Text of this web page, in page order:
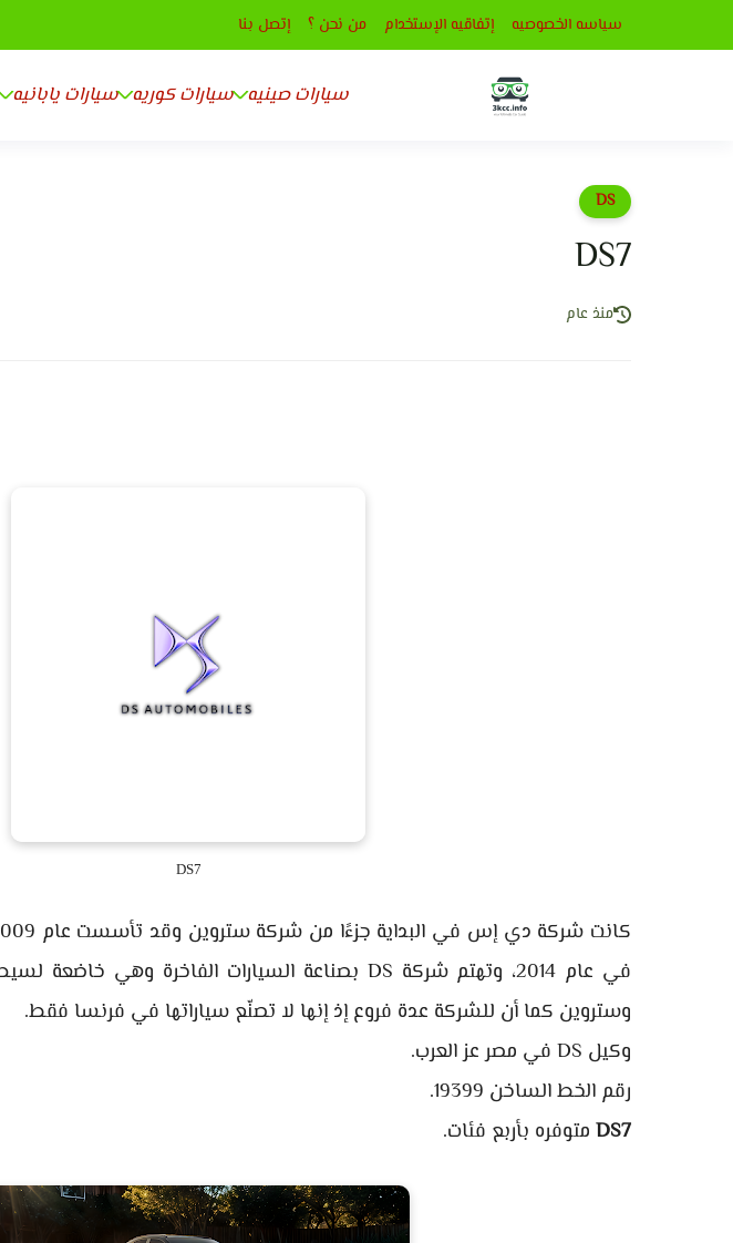
سياسه الخصوصيه إتفاقيه الإستخدام من نحن ؟ إتصل بنا
سيارات صينيه سيارات كوريه سيارات يابانيه
DS
DS7
منذ عام
DS7
وستروين كما أن للشركة عدة فروع إذ إنها لا تصنّع سياراتها في فرنسا فقط.
وكيل DS في مصر عز العرب.
رقم الخط الساخن 19399.
DS7 متوفره بأربع فئات.